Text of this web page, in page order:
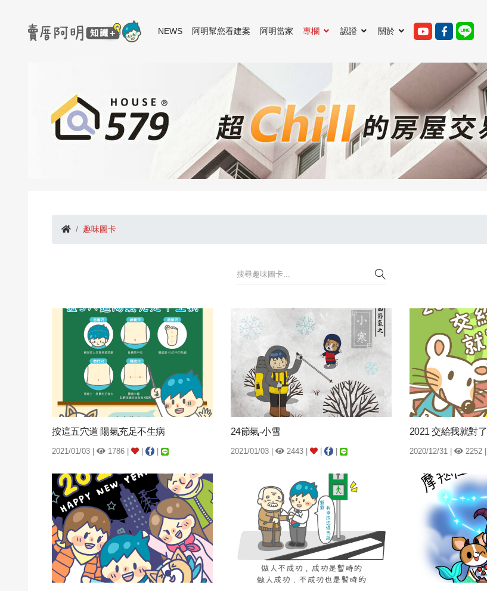
NEWS 阿明幫您看建案 阿明當家 專欄 認證 關於
趣味圖卡
按這五穴道 陽氣充足不生病
2021/01/03 | 1786 |
24節氣-小雪
2021/01/03 | 2443 | | |
2021 交給我就對了
2020/12/31 | 2252 |